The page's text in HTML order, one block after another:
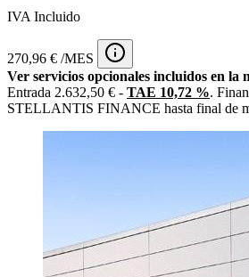
IVA Incluido
270,96 € /MES
Ver servicios opcionales incluidos en la
Entrada 2.632,50 € - TAE 10,72 %.
STELLANTIS FINANCE hasta final de